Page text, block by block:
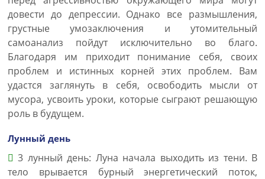
довести до депрессии. Однако все размышления,
грустные умозаключения и утомительный
самоанализ пойдут исключительно во благо.
Благодаря им приходит понимание себя, своих
проблем и истинных корней этих проблем. Вам
удастся заглянуть в себя, освободить мысли от
мусора, усвоить уроки, которые сыграют решающую
роль в будущем.
Лунный день
3 лунный день: Луна начала выходить из тени. В
тело врывается бурный энергетический поток,